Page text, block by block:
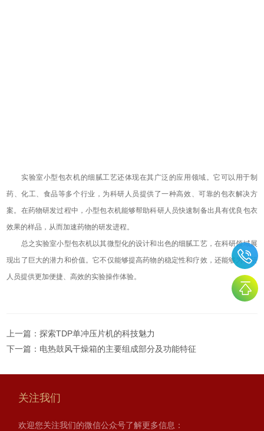
实验室小型包衣机的细腻工艺还体现在其广泛的应用领域。它可以用于制
药、化工、食品等多个行业，为科研人员提供了一种高效、可靠的包衣解决方
案。在药物研发过程中，小型包衣机能够帮助科研人员快速制备出具有优良包衣
效果的样品，从而加速药物的研发进程。
总之实验室小型包衣机以其微型化的设计和出色的细腻工艺，在科研领域展
现出了巨大的潜力和价值。它不仅能够提高药物的稳定性和疗效，还能够为科研
人员提供更加便捷、高效的实验操作体验。
上一篇：探索TDP单冲压片机的科技魅力
下一篇： 电热鼓风干燥箱的主要组成部分及功能特征
关注我们
欢迎您关注我们的微信公众号了解更多信息：